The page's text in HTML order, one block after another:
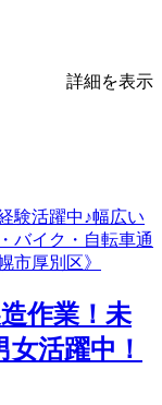
詳細を表示
作業！未
活躍中！